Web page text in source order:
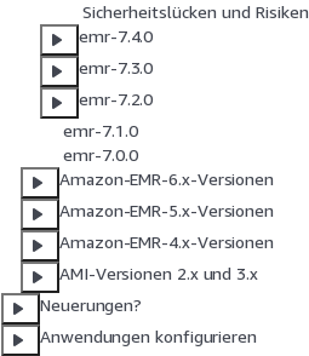
Sicherheitslücken und Risiken
emr-7.4.0
emr-7.3.0
emr-7.2.0
emr-7.1.0
emr-7.0.0
Amazon-EMR-6.x-Versionen
Amazon-EMR-5.x-Versionen
Amazon-EMR-4.x-Versionen
AMI-Versionen 2.x und 3.x
Neuerungen?
Anwendungen konfigurieren